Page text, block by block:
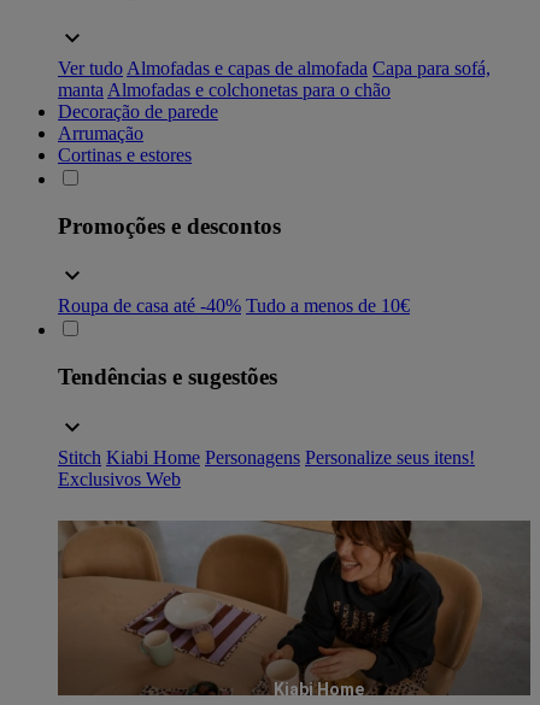
Ver tudo Almofadas e capas de almofada Capa para sofá,
manta Almofadas e colchonetas para o chão
Decoração de parede
Arrumação
Cortinas e estores
Promoções e descontos
Roupa de casa até -40% Tudo a menos de 10€
Tendências e sugestões
Stitch Kiabi Home Personagens Personalize seus itens!
Exclusivos Web
Kiabi Home